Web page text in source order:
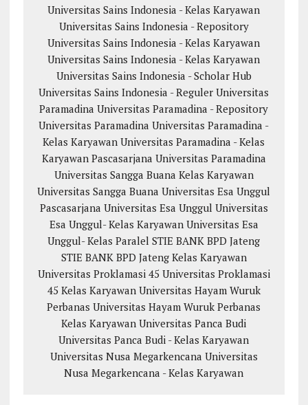
Universitas Sains Indonesia - Kelas Karyawan
Universitas Sains Indonesia - Repository
Universitas Sains Indonesia - Kelas Karyawan
Universitas Sains Indonesia - Kelas Karyawan
Universitas Sains Indonesia - Scholar Hub
Universitas Sains Indonesia - Reguler Universitas
Paramadina Universitas Paramadina - Repository
Universitas Paramadina Universitas Paramadina -
Kelas Karyawan Universitas Paramadina - Kelas
Karyawan Pascasarjana Universitas Paramadina
Universitas Sangga Buana Kelas Karyawan
Universitas Sangga Buana Universitas Esa Unggul
Pascasarjana Universitas Esa Unggul Universitas
Esa Unggul- Kelas Karyawan Universitas Esa
Unggul- Kelas Paralel STIE BANK BPD Jateng
STIE BANK BPD Jateng Kelas Karyawan
Universitas Proklamasi 45 Universitas Proklamasi
45 Kelas Karyawan Universitas Hayam Wuruk
Perbanas Universitas Hayam Wuruk Perbanas
Kelas Karyawan Universitas Panca Budi
Universitas Panca Budi - Kelas Karyawan
Universitas Nusa Megarkencana Universitas
Nusa Megarkencana - Kelas Karyawan